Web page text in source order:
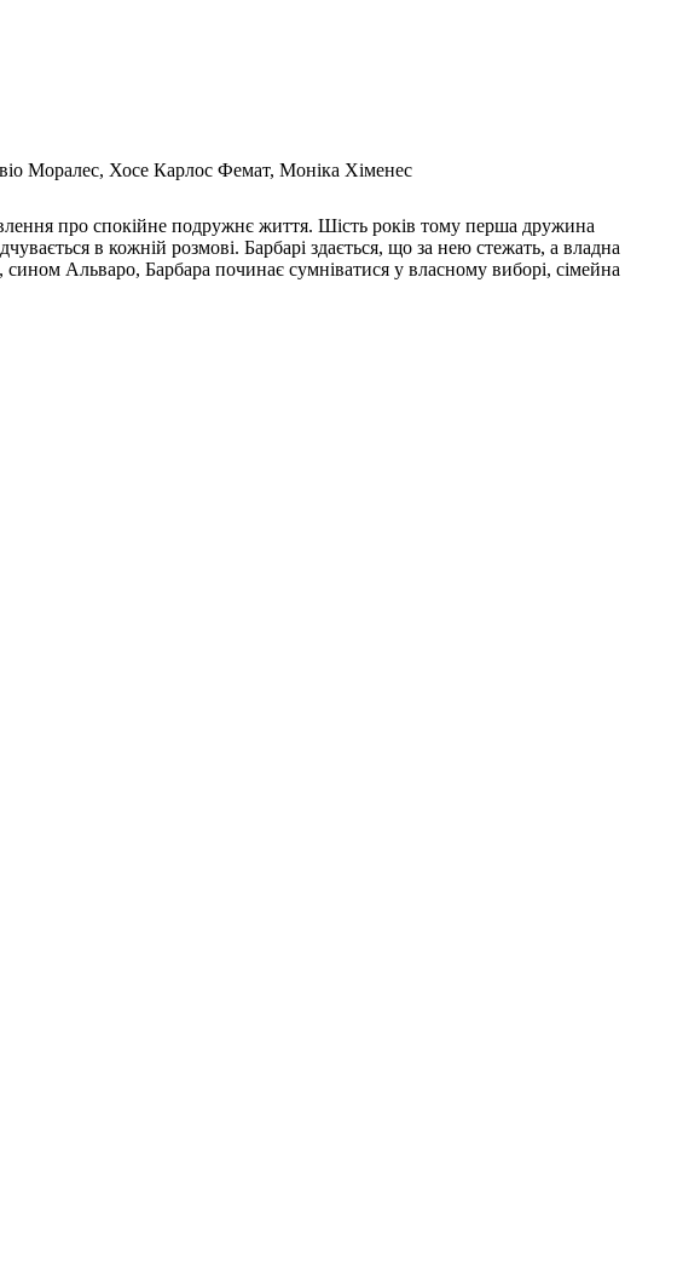
Моралес, Хосе Карлос Фемат, Моніка Хіменес
про спокійне подружнє життя. Шість років тому перша дружина
в кожній розмові. Барбарі здається, що за нею стежать, а владна
Альваро, Барбара починає сумніватися у власному виборі, сімейна